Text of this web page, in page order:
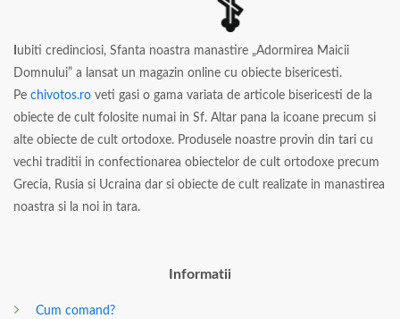
ubiti credinciosi, Sfanta noastra manastire „Adormirea Maicii
Domnului” a lansat un magazin online cu obiecte bisericesti.
Pe chivotos.ro veti gasi o gama variata de articole bisericesti de la
obiecte de cult folosite numai in Sf. Altar pana la icoane precum si
alte obiecte de cult ortodoxe. Produsele noastre provin din tari cu
vechi traditii in confectionarea obiectelor de cult ortodoxe precum
Grecia, Rusia si Ucraina dar si obiecte de cult realizate in manastirea
noastra si la noi in tara.
Informatii
Cum comand?